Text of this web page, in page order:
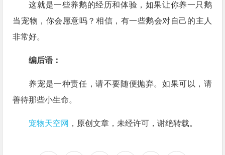
这就是一些养鹅的经历和体验，如果让你养一只鹅
当宠物，你会愿意吗？相信，有一些鹅会对自己的主人
非常好。
编后语：
养宠是一种责任，请不要随便抛弃。如果可以，请
善待那些小生命。
宠物天空网 ，原创文章，未经许可，谢绝转载。